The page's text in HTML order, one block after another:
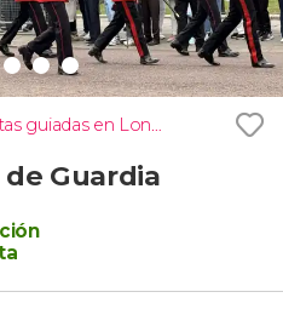
Visitas guiadas en Londres
Guardia